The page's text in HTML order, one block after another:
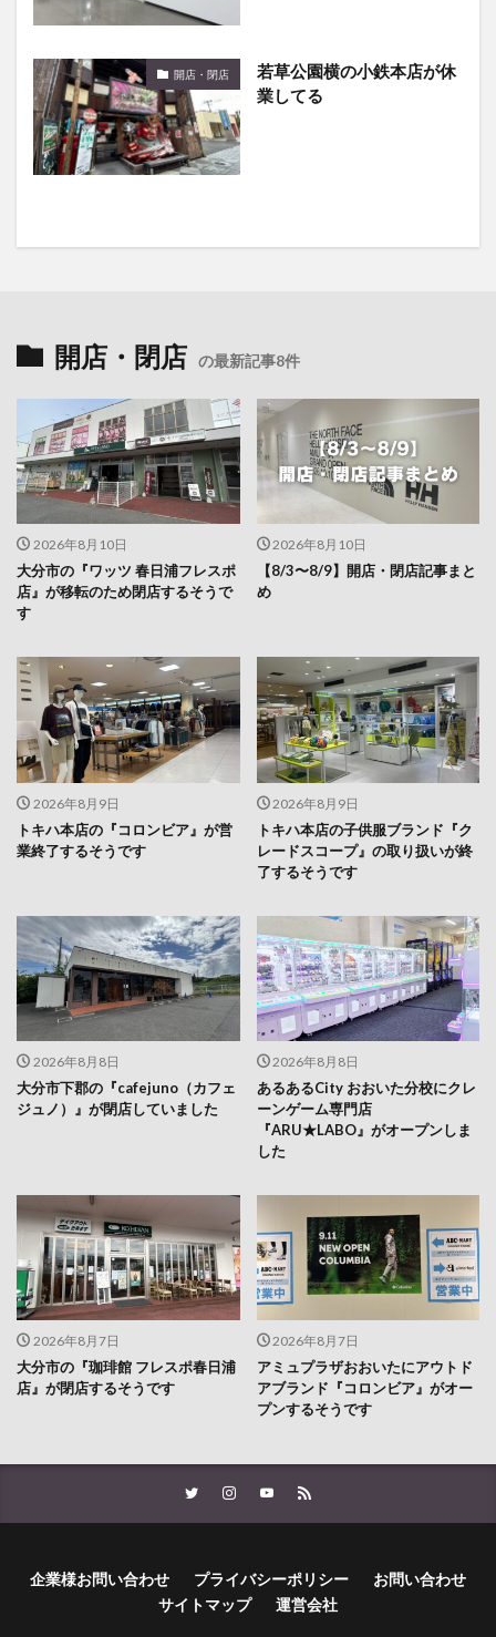
開店・閉店
若草公園横の小鉄本店が休
業してる
開店・閉店 の最新記事8件
2026年8月10日
大分市の『ワッツ 春日浦フレスポ
店』が移転のため閉店するそうで
す
2026年8月10日
【8/3〜8/9】開店・閉店記事まと
め
2026年8月9日
トキハ本店の『コロンビア』が営
業終了するそうです
2026年8月9日
トキハ本店の子供服ブランド『ク
レードスコープ』の取り扱いが終
了するそうです
2026年8月8日
大分市下郡の『cafejuno（カフェ
ジュノ）』が閉店していました
2026年8月8日
あるあるCity おおいた分校にクレ
ーンゲーム専門店
『ARU★LABO』がオープンしま
した
2026年8月7日
大分市の『珈琲館 フレスポ春日浦
店』が閉店するそうです
2026年8月7日
アミュプラザおおいたにアウトド
アブランド『コロンビア』がオー
プンするそうです
企業様お問い合わせ プライバシーポリシー
お問い合わせ
サイトマップ
運営会社